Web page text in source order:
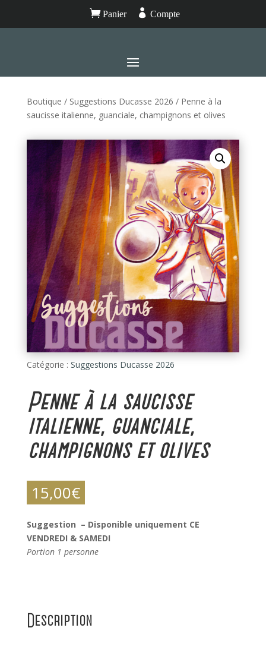
Panier  Compte
Boutique / Suggestions Ducasse 2026 / Penne à la
saucisse italienne, guanciale, champignons et olives
Catégorie : Suggestions Ducasse 2026
Penne à la saucisse
italienne, guanciale,
champignons et olives
15,00€
Suggestion – Disponible uniquement CE
VENDREDI & SAMEDI
Portion 1 personne
Description